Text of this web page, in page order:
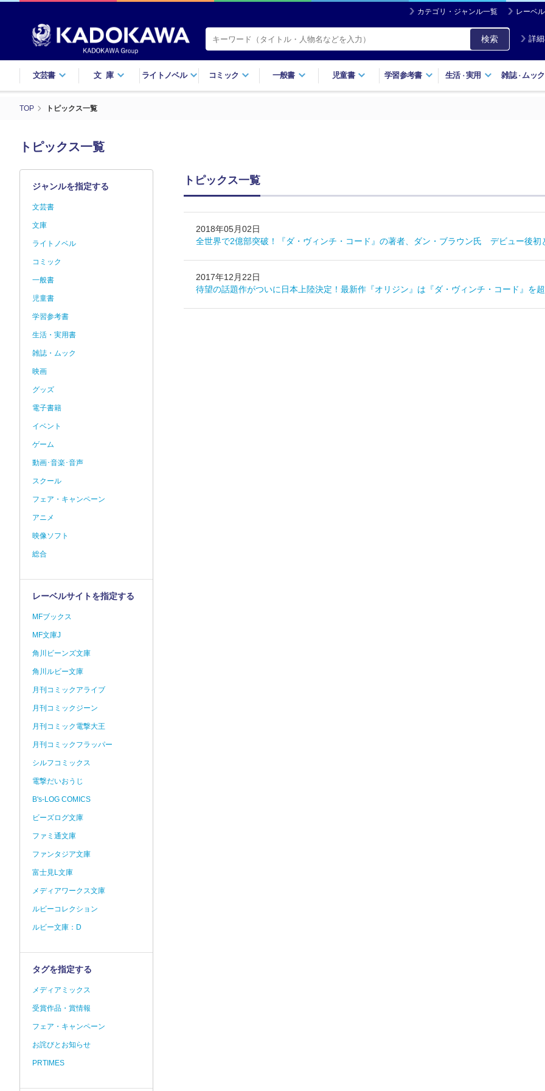
カテゴリ・ジャンル一覧 レーベ
検索 詳
文芸書 文庫 ライトノベル コミック 一般書 児童書 学習参考書 生活・実用 雑誌・ ムック
TOP トピックス一覧
トピックス一覧
トピックス一覧
2018年05月02日
全世界で2億部突破！『ダ・ヴィンチ・コード』の著者、ダン・ブラウン氏 デビュー後初
2017年12月22日
待望の話題作がついに日本上陸決定！最新作『オリジン』は『ダ・ヴィンチ・コード』を
ジャンルを指定する
文芸書
文庫
ライトノベル
コミック
一般書
児童書
学習参考書
生活・実用書
雑誌・ムック
映画
グッズ
電子書籍
イベント
ゲーム
動画･音楽･音声
スクール
フェア・キャンペーン
アニメ
映像ソフト
総合
レーベルサイトを指定する
MFブックス
MF文庫J
角川ビーンズ文庫
角川ルビー文庫
月刊コミックアライブ
月刊コミックジーン
月刊コミック電撃大王
月刊コミックフラッパー
シルフコミックス
電撃だいおうじ
B's-LOG COMICS
ビーズログ文庫
ファミ通文庫
ファンタジア文庫
富士見L文庫
メディアワークス文庫
ルビーコレクション
ルビー文庫：D
タグを指定する
メディアミックス
受賞作品・賞情報
フェア・キャンペーン
お詫びとお知らせ
PRTIMES